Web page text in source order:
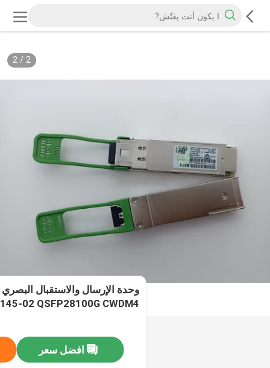
2
/
2
02 QSFP28100G CWDM4
افضل سعر